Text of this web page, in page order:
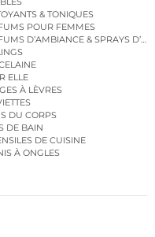
& TONIQUES
POUR FEMMES
D’AMBIANCE & SPRAYS
ELLE
À LÈVRES
DU CORPS
DE BAIN
DE CUISINE
À ONGLES